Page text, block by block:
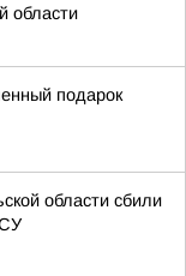
области
подарок
области сбили